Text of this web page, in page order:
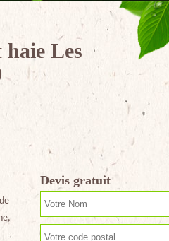
haie Les
Devis gratuit